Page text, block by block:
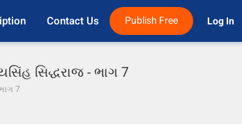
Contact Us Publish Free Log In
સિદ્ધરાજ - ભાગ 7
7